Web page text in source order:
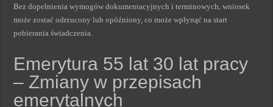
Bez dopełnienia wymogów dokumentacyjnych i terminowych, wniosek
może zostać odrzucony lub opóźniony, co może wpłynąć na start
pobierania świadczenia.
Emerytura 55 lat 30 lat pracy
– Zmiany w przepisach
emerytalnych